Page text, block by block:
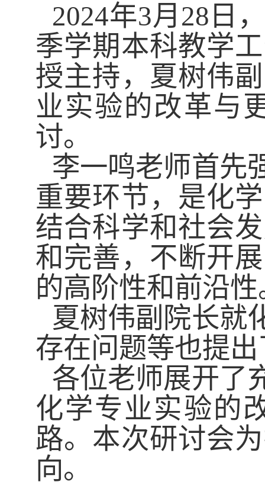
2024年3月 28 日
季学期本科教学
授主持，夏树伟
业实验的改革与
讨。
李一鸣老师首先
重要环节，是化
结合科学和社会
和完善，不断开
的高阶性和前沿性
夏树伟副院长就
存在问题等也提
各位老师展开了
化学专业实验的
路。本次研讨会
向。